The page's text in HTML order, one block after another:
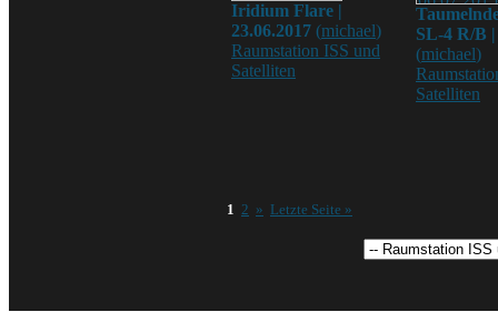
Iridium Flare |
23.06.2017 (michael)
Raumstation ISS und
Satelliten
SL-4 R/B |
(michael)
Satelliten
1 2 » Letzte Seite »